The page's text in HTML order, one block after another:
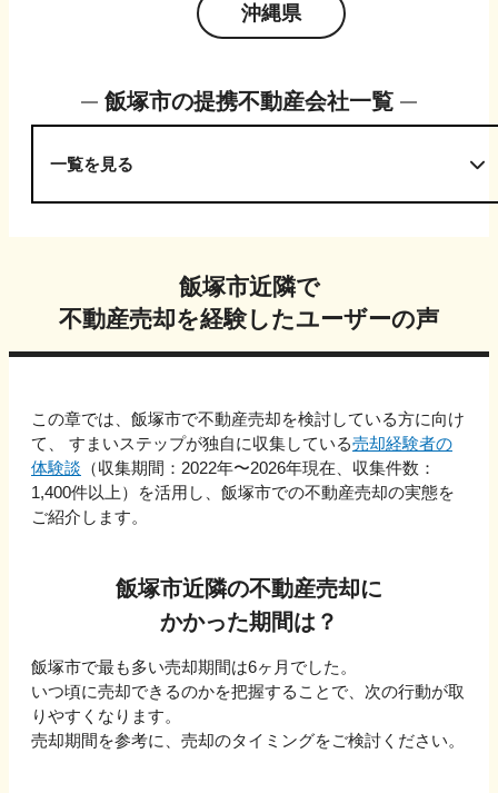
沖縄県
飯塚市の提携不動産会社一覧
一覧を見る
飯塚市近隣で
不動産売却を経験したユーザーの声
この章では、 飯塚市で不動産売却を検討している方に向け
て、 すまいステップが独自に収集している売却経験者の
体験談 （収集期間：2022年〜2026年現在、収集件数：
1,400件以上）を活用し、 飯塚市での不動産売却の実態を
ご紹介します。
飯塚市近隣の不動産売却に
かかった期間は？
飯塚市で最も多い売却期間は6ヶ月 でした。
いつ頃に売却できるのかを把握することで、次の行動が取
りやすくなります。
売却期間を参考に、売却のタイミングをご検討ください。